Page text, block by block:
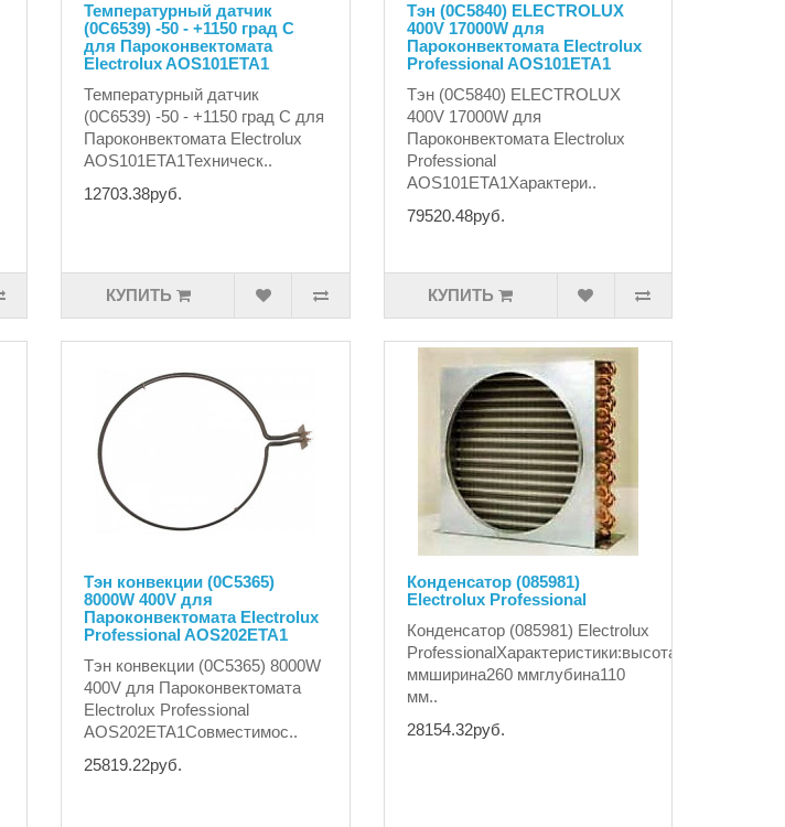
Температурный датчик
(0C6539) -50 - +1150 град С
для Пароконвектомата
Electrolux AOS101ETA1
Температурный датчик
(0C6539) -50 - +1150 град С для
Пароконвектомата Electrolux
AOS101ETA1Техническ..
12703.38руб.
КУПИТЬ
Тэн (0C5840) ELECTROLUX
400V 17000W для
Пароконвектомата Electrolux
Professional AOS101ETA1
Тэн (0C5840) ELECTROLUX
400V 17000W для
Пароконвектомата Electrolux
Professional
AOS101ETA1Характери..
79520.48руб.
КУПИТЬ
Тэн конвекции (0C5365)
8000W 400V для
Пароконвектомата Electrolux
Professional AOS202ETA1
Тэн конвекции (0C5365) 8000W
400V для Пароконвектомата
Electrolux Professional
AOS202ETA1Совместимос..
25819.22руб.
Конденсатор (085981)
Electrolux Professional
Конденсатор (085981) Electrolux
ProfessionalХарактеристики:высота285
ммширина260 ммглубина110
мм..
28154.32руб.